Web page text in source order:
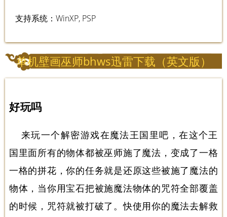
支持系统：WinXP, PSP
单机壁画巫师bhws迅雷下载（英文版）
好玩吗
来玩一个解密游戏在魔法王国里吧，在这个王
国里面所有的物体都被巫师施了魔法，变成了一格
一格的拼花，你的任务就是还原这些被施了魔法的
物体，当你用宝石把被施魔法物体的咒符全部覆盖
的时候，咒符就被打破了。快使用你的魔法去解救